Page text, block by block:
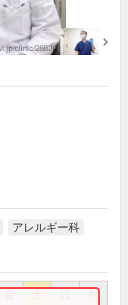
アレルギー科
祝